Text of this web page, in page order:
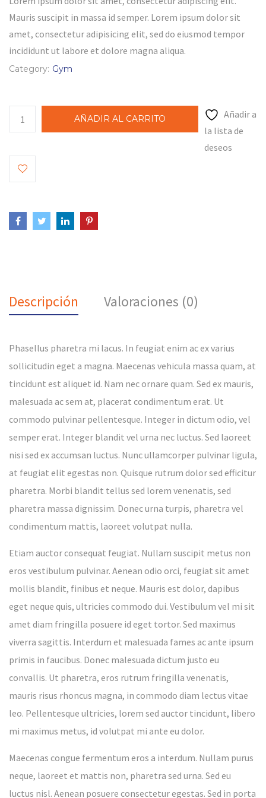
Mauris suscipit in massa id semper. Lorem ipsum dolor sit
amet, consectetur adipisicing elit, sed do eiusmod tempor
incididunt ut labore et dolore magna aliqua.
Category: Gym
AÑADIR AL CARRITO
Añadir a
la lista de
deseos
Descripción Valoraciones (0)
Phasellus pharetra mi lacus. In feugiat enim ac ex varius
sollicitudin eget a magna. Maecenas vehicula massa quam, at
tincidunt est aliquet id. Nam nec ornare quam. Sed ex mauris,
malesuada ac sem at, placerat condimentum erat. Ut
commodo pulvinar pellentesque. Integer in dictum odio, vel
semper erat. Integer blandit vel urna nec luctus. Sed laoreet
nisi sed ex accumsan luctus. Nunc ullamcorper pulvinar ligula,
at feugiat elit egestas non. Quisque rutrum dolor sed efficitur
pharetra. Morbi blandit tellus sed lorem venenatis, sed
pharetra massa dignissim. Donec urna turpis, pharetra vel
condimentum mattis, laoreet volutpat nulla.
Etiam auctor consequat feugiat. Nullam suscipit metus non
eros vestibulum pulvinar. Aenean odio orci, feugiat sit amet
mollis blandit, finibus et neque. Mauris est dolor, dapibus
eget neque quis, ultricies commodo dui. Vestibulum vel mi sit
amet diam fringilla posuere id eget tortor. Sed maximus
viverra sagittis. Interdum et malesuada fames ac ante ipsum
primis in faucibus. Donec malesuada dictum justo eu
convallis. Ut pharetra, eros rutrum fringilla venenatis,
mauris risus rhoncus magna, in commodo diam lectus vitae
leo. Pellentesque ultricies, lorem sed auctor tincidunt, libero
mi maximus metus, id volutpat mi ante eu dolor.
Maecenas congue fermentum eros a interdum. Nullam purus
neque, laoreet et mattis non, pharetra sed urna. Sed eu
luctus nisl. Aenean posuere consectetur egestas. Sed in porta